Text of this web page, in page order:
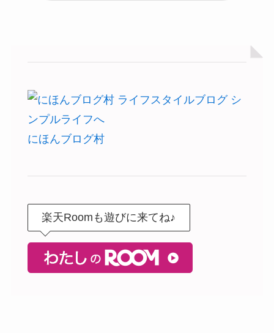
にほんブログ村
楽天Roomも遊びに来てね♪